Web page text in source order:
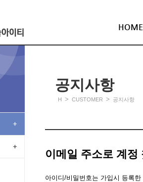
HOME
+
+
공지사항
H > CUSTOMER > 공지사항
이메일 주소로 계정
아이디/비밀번호는 가입시 등록